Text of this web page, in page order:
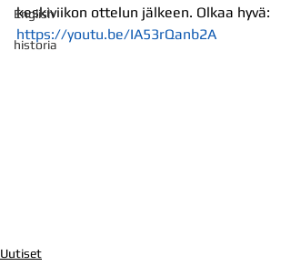
English
historia
keskiviikon ottelun jälkeen. Olkaa hyvä:
https://youtu.be/IA53rQanb2A
Uutiset